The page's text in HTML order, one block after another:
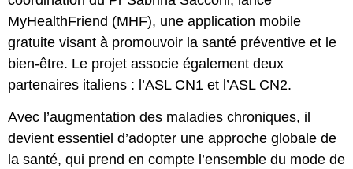
MyHealthFriend (MHF), une application mobile
gratuite visant à promouvoir la santé préventive et le
bien-être. Le projet associe également deux
partenaires italiens : l’ASL CN1 et l’ASL CN2.
Avec l’augmentation des maladies chroniques, il
devient essentiel d’adopter une approche globale de
la santé, qui prend en compte l’ensemble du mode de